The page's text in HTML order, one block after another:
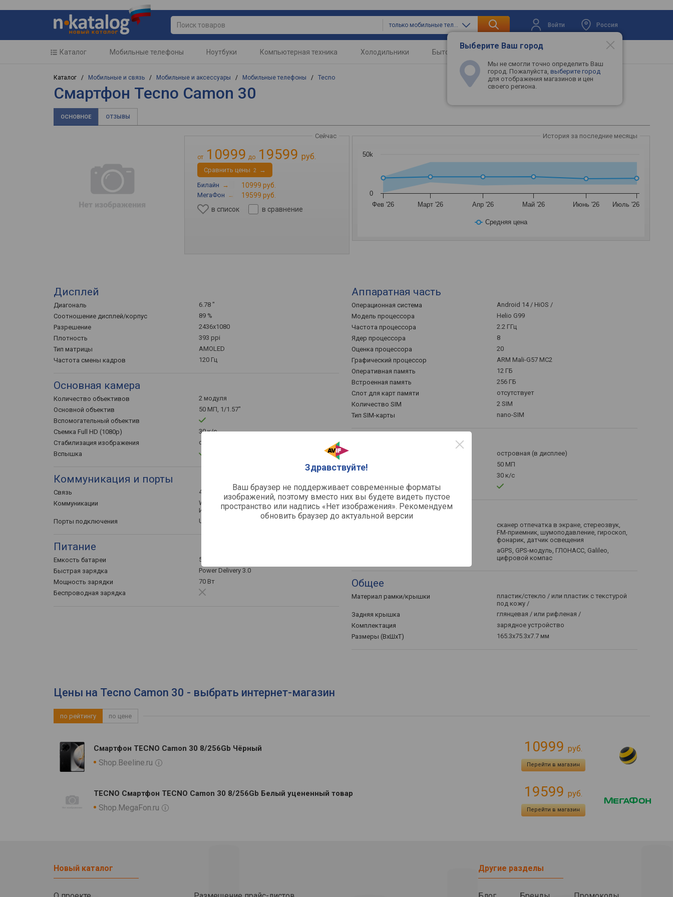
только мобильные телефоны Войти Россия
Выберите Ваш город
Мы не смогли точно определить Ваш
город. Пожалуйста, выберите город
для отображения магазинов и цен
своего региона.
Здравствуйте!
Ваш браузер не поддерживает современные форматы
изображений, поэтому вместо них вы будете видеть пустое
пространство или надпись «Нет изображения». Рекомендуем
обновить браузер до актуальной версии
Каталог Мобильные телефоны Ноутбуки Компьютерная техника Холодильники Бытовая техника Телевизоры
Каталог / Мобильные и связь / Мобильные и аксессуары / Мобильные телефоны / Tecno
Смартфон Tecno Camon 30
ОСНОВНОЕ ОТЗЫВЫ
от 10999 до 19599 руб.
Сейчас
Cравнить цены 2 →
Билайн → 10999 руб.
МегаФон →
19599 руб.
в список
в сравнение
История за последние месяцы
Средняя цена
Фев '26 Март '26 Апр '26 Май '26 Июнь '26 Июль '26
0
50k
Дисплей
Диагональ
6.78 "
Соотношение дисплей/корпус
89 %
Разрешение
2436x1080
Плотность
393 ppi
Тип матрицы
AMOLED
Частота смены кадров
120 Гц
Основная камера
Количество объективов
2 модуля
Основной объектив
50 МП, 1/1.57"
Вспомогательный объектив
Съемка Full HD (1080p)
30 к/с
Стабилизация изображения
оптическая
Вспышка
Коммуникация и порты
Связь
4G (LTE), VoLTE
Коммуникации
Wi-Fi 5 (802.11ac), Bluetooth v 5.2, NFC-чип,
ИК-порт
Порты подключения
USB C 2.0
Питание
Емкость батареи
5000 мАч
Быстрая зарядка
Power Delivery 3.0
Мощность зарядки
70 Вт
Беспроводная зарядка
Аппаратная часть
Операционная система
Android 14 / HiOS /
Модель процессора
Helio G99
Частота процессора
2.2 ГГц
Ядер процессора
8
Оценка процессора
20
Графический процессор
ARM Mali-G57 MC2
Оперативная память
12 ГБ
Встроенная память
256 ГБ
Слот для карт памяти
отсутствует
Количество SIM
2 SIM
Тип SIM-карты
nano-SIM
Фронтальная камера
островная (в дисплее)
Основной селфи-объектив
50 МП
30 к/с
Вспышка
Функции и навигация
сканер отпечатка в экране, стереозвук,
FM-приемник, шумоподавление, гироскоп,
фонарик, датчик освещения
aGPS, GPS-модуль, ГЛОНАСС, Galileo,
цифровой компас
Общее
Материал рамки/крышки
пластик/стекло / или пластик с текстурой
под кожу /
Задняя крышка
глянцевая / или рифленая /
Комплектация
зарядное устройство
Размеры (ВхШхТ)
165.3x75.3x7.7 мм
Цены на Tecno Camon 30 - выбрать интернет-магазин
по рейтингу по цене
Смартфон TECNO Camon 30 8/256Gb Чёрный
Shop.Beeline.ru
10999 руб.
Перейти в магазин
TECNO Смартфон TECNO Camon 30 8/256Gb Белый уцененный товар
Shop.MegaFon.ru
19599 руб.
Перейти в магазин
Новый каталог Другие разделы